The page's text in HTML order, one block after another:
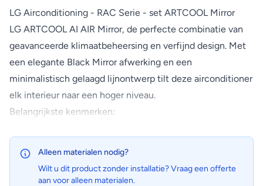
LG Airconditioning - RAC Serie - set ARTCOOL Mirror
LG ARTCOOL AI AIR Mirror, de perfecte combinatie van
geavanceerde klimaatbeheersing en verfijnd design. Met
een elegante Black Mirror afwerking en een
minimalistisch gelaagd lijnontwerp tilt deze airconditioner
elk interieur naar een hoger niveau.
Belangrijkste kenmerken:
•? Energie-efficiëntie met LG's Dual Invertertechnologie
(10 jaar garantie)
Alleen materialen nodig?
Wilt u dit product zonder installatie? Vraag een offerte
aan voor alleen materialen.